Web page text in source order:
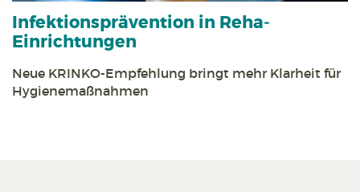
Infektions­prävention in Reha­
Einrichtungen
Neue KRINKO-Empfehlung bringt mehr Klarheit für
Hygiene­maßnahmen